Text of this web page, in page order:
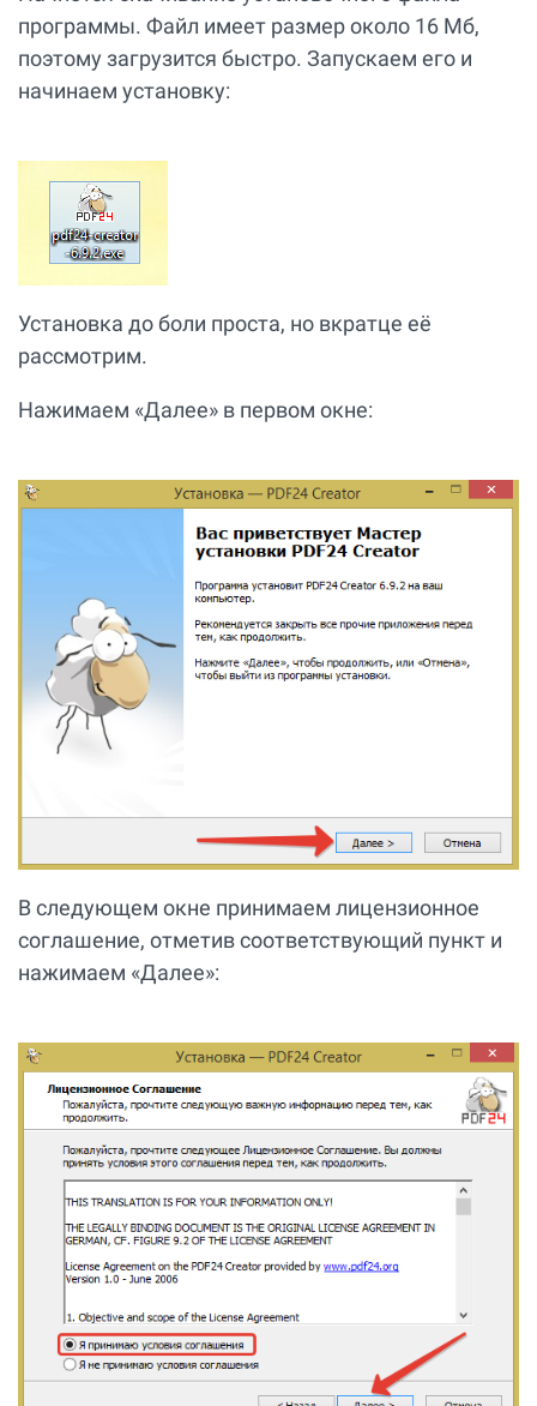
программы. Файл имеет размер около 16 Мб,
поэтому загрузится быстро. Запускаем его и
начинаем установку:
Установка до боли проста, но вкратце её
рассмотрим.
Нажимаем «Далее» в первом окне:
В следующем окне принимаем лицензионное
соглашение, отметив соответствующий пункт и
нажимаем «Далее»: